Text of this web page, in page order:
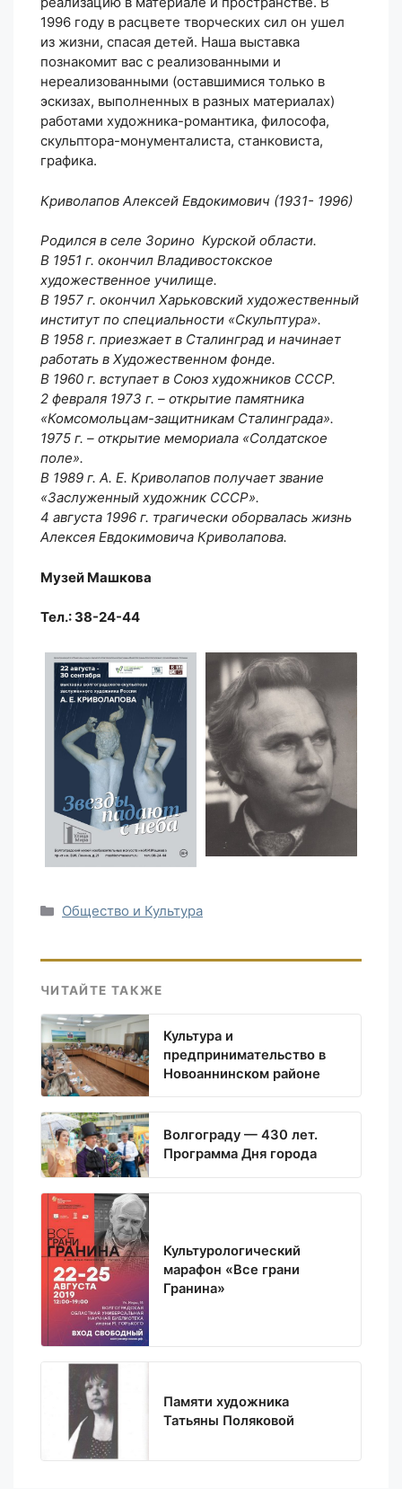
1996 году в расцвете творческих сил он ушел
из жизни, спасая детей. Наша выставка
познакомит вас с реализованными и
нереализованными (оставшимися только в
эскизах, выполненных в разных материалах)
работами художника-романтика, философа,
скульптора-монументалиста, станковиста,
графика.
Криволапов Алексей Евдокимович (1931- 1996)
Родился в селе Зорино Курской области.
В 1951 г. окончил Владивостокское
художественное училище.
В 1957 г. окончил Харьковский художественный
институт по специальности «Скульптура».
В 1958 г. приезжает в Сталинград и начинает
работать в Художественном фонде.
В 1960 г. вступает в Союз художников СССР.
2 февраля 1973 г. – открытие памятника
«Комсомольцам-защитникам Сталинграда».
1975 г. – открытие мемориала «Солдатское
поле».
В 1989 г. А. Е. Криволапов получает звание
«Заслуженный художник СССР».
4 августа 1996 г. трагически оборвалась жизнь
Алексея Евдокимовича Криволапова.
Музей Машкова
Тел.: 38-24-44
Рубрики
Общество и Культура
ЧИТАЙТЕ ТАКЖЕ
Культура и
предпринимательство в
Новоаннинском районе
Волгограду — 430 лет.
Программа Дня города
Культурологический
марафон «Все грани
Гранина»
Памяти художника
Татьяны Поляковой